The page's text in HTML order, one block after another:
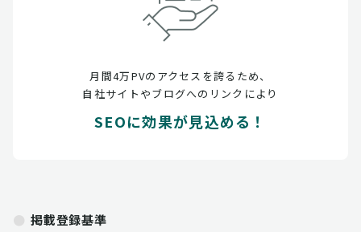
月間4万PVのアクセスを誇るため、
自社サイトやブログへのリンクにより
SEOに効果が見込める！
掲載登録基準